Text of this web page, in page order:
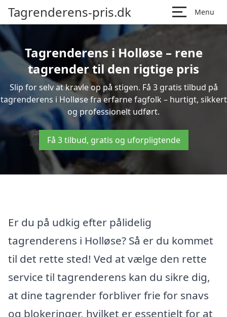
Tagrenderens-pris.dk Menu
Tagrenderens i Holløse – rene
tagrender til den rigtige pris
Slip for selv at kravle op på stigen. Få 3 gratis tilbud på
tagrenderens i Holløse fra erfarne fagfolk – hurtigt, sikkert
og professionelt udført.
Få 3 tilbud, gratis og uforpligtende
Er du på udkig efter pålidelig
tagrenderens i Holløse? Så er du kommet
til det rette sted! Ved at vælge den rette
service til tagrenderens kan du sikre dig,
at dine tagrender forbliver frie for snavs
og blokeringer, hvilket er essentielt for at